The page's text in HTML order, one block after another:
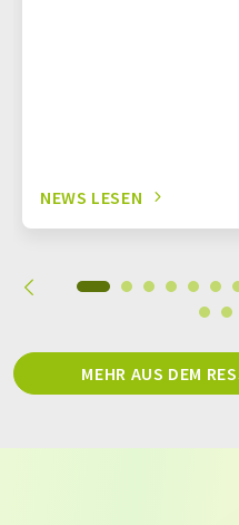
NEWS LESEN
MEHR AUS DEM